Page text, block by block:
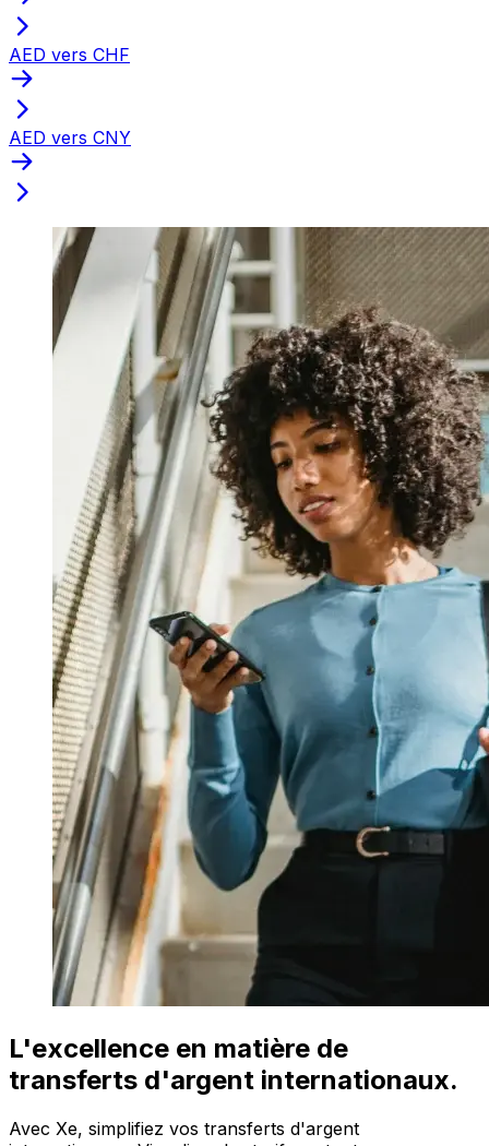
AED vers CHF
AED vers CNY
L'excellence en matière de
transferts d'argent internationaux.
Avec Xe, simplifiez vos transferts d'argent